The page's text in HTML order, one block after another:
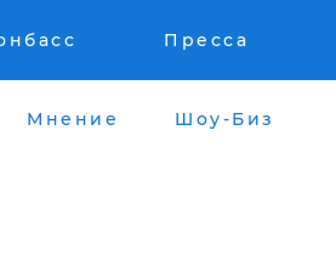
Пресса
Мнение Шоу-Биз